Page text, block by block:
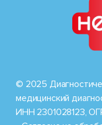
© 2025
медицинский
ИНН 2301028123,